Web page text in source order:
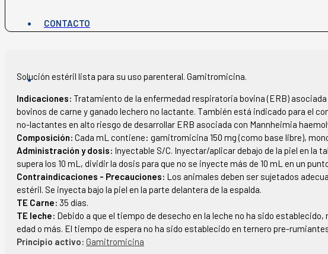
CONTACTO
Solución estéril lista para su uso parenteral. Gamitromicina.
Indicaciones: Tratamiento de la enfermedad respiratoria bovina (ERB)
bovinos de carne y ganado lechero no lactante. También está indicado para el
no-lactantes en alto riesgo de desarrollar ERB asociada con Mannheimia
Composición: Cada mL contiene: gamitromicina 150 mg (como base libre),
Administración y dosis: Inyectable S/C. Inyectar/aplicar debajo de la piel en la
supera los 10 mL, dividir la dosis para que no se inyecte más de 10 mL en un
Contraindicaciones - Precauciones: Los animales deben ser sujetados
estéril. Se inyecta bajo la piel en la parte delantera de la espalda.
TE Carne: 35 días.
TE leche: Debido a que el tiempo de desecho en la leche no ha sido
edad o más. El tiempo de espera no ha sido establecido en ternero pre-
Principio activo: Gamitromicina